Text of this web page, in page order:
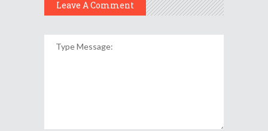
Leave A Comment